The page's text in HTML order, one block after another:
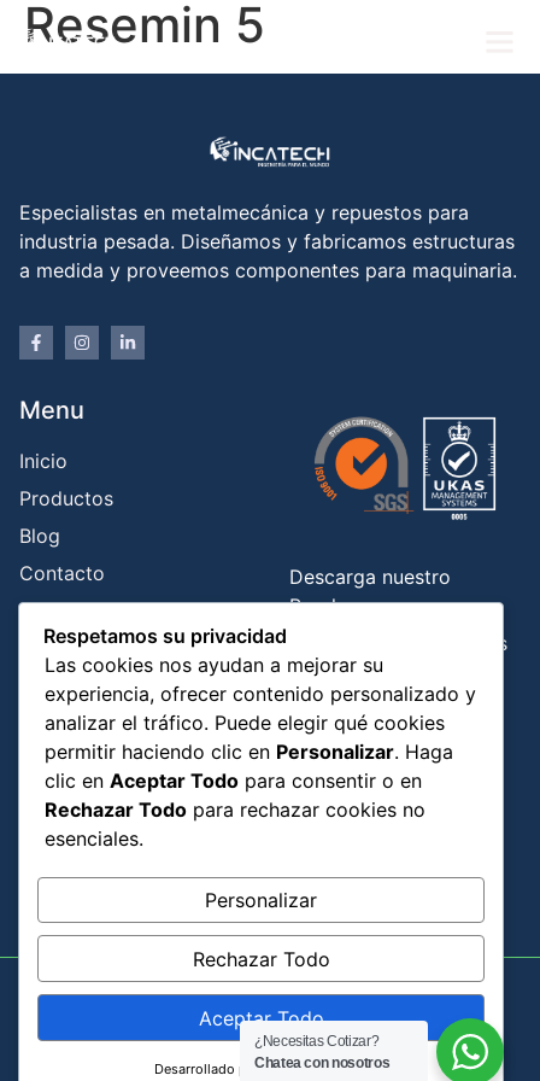
Resemin 5
Especialistas en metalmecánica y repuestos para
industria pesada. Diseñamos y fabricamos estructuras
a medida y proveemos componentes para maquinaria.
Menu
Inicio
Productos
Blog
Contacto
Descarga nuestro
Brochure
Libro de Reclamaciones
Contáctanos
Javier Prado 7335, Ate, Lima perú.
info@incatech.pe
ventas@incatech.pe
+51 993 668 778
Copyright © 2025 GrafyLab
Términos de Servicios
Política de Privacidad
Politica de Cookies
Respetamos su privacidad
Las cookies nos ayudan a mejorar su
experiencia, ofrecer contenido personalizado y
analizar el tráfico. Puede elegir qué cookies
permitir haciendo clic en Personalizar. Haga
clic en Aceptar Todo para consentir o en
Rechazar Todo para rechazar cookies no
esenciales.
Personalizar
Rechazar Todo
Aceptar Todo
Desarrollado por
¿Necesitas Cotizar?
Chatea con nosotros